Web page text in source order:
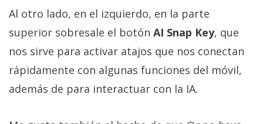
Al otro lado, en el izquierdo, en la parte
superior sobresale el botón AI Snap Key, que
nos sirve para activar atajos que nos conectan
rápidamente con algunas funciones del móvil,
además de para interactuar con la IA.